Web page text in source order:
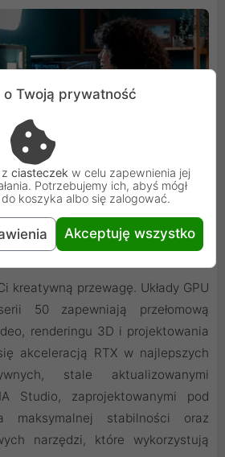
przewaga dzięki AI
kreatywną przewagę. Układy GPU
50 zapewniają przełomową
renderingu 3D i projektowania
akceleracją RTX w najlepszych
stale aktualizowanymi
Studio, zaprojektowanymi pod
maksymalnej stabilności oraz
narzędzi, które wykorzystują
o Twoją prywatność
ciasteczek w celu zapewnienia jej
Potrzebujemy ich, abyś mógł
koszyka albo się zalogować.
Akceptuję wszystko